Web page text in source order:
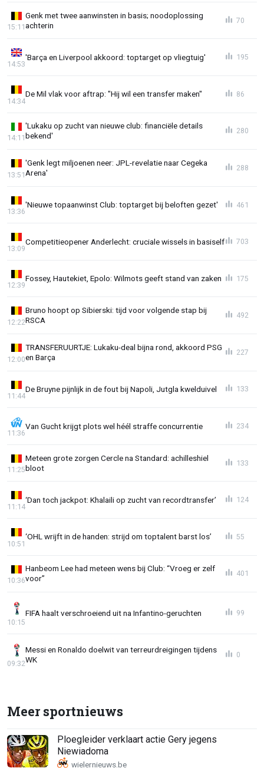
Genk met twee aanwinsten in basis; noodoplossing
achterin
15:11
70
'Barça en Liverpool akkoord: toptarget op vliegtuig'
14:53
195
De Mil vlak voor aftrap: "Hij wil een transfer maken"
14:34
86
'Lukaku op zucht van nieuwe club: financiële details
bekend'
14:11
280
'Genk legt miljoenen neer: JPL-revelatie naar Cegeka
Arena'
13:51
288
'Nieuwe topaanwinst Club: toptarget bij beloften gezet'
13:36
461
Competitieopener Anderlecht: cruciale wissels in basiself
13:09
703
Fossey, Hautekiet, Epolo: Wilmots geeft stand van zaken
12:39
175
Bruno hoopt op Sibierski: tijd voor volgende stap bij
RSCA
12:22
492
TRANSFERUURTJE: Lukaku-deal bijna rond, akkoord PSG
en Barça
12:00
227
De Bruyne pijnlijk in de fout bij Napoli, Jutgla kwelduivel
11:44
133
Van Gucht krijgt plots wel héél straffe concurrentie
11:36
234
Meteen grote zorgen Cercle na Standard: achilleshiel
bloot
11:25
133
‘Dan toch jackpot: Khalaili op zucht van recordtransfer’
11:14
124
‘OHL wrijft in de handen: strijd om toptalent barst los’
10:51
55
Hanbeom Lee had meteen wens bij Club: “Vroeg er zelf
voor”
10:36
401
FIFA haalt verschroeiend uit na Infantino-geruchten
10:15
99
Messi en Ronaldo doelwit van terreurdreigingen tijdens
WK
09:32
0
Meer sportnieuws
Ploegleider verklaart actie Gery jegens
Niewiadoma